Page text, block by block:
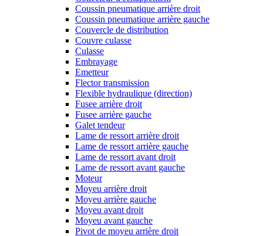
Coussin pneumatique arrière droit
Coussin pneumatique arrière gauche
Couvercle de distribution
Couvre culasse
Culasse
Embrayage
Emetteur
Flector transmission
Flexible hydraulique (direction)
Fusee arrière droit
Fusee arrière gauche
Galet tendeur
Lame de ressort arrière droit
Lame de ressort arrière gauche
Lame de ressort avant droit
Lame de ressort avant gauche
Moteur
Moyeu arrière droit
Moyeu arrière gauche
Moyeu avant droit
Moyeu avant gauche
Pivot de moyeu arrière droit